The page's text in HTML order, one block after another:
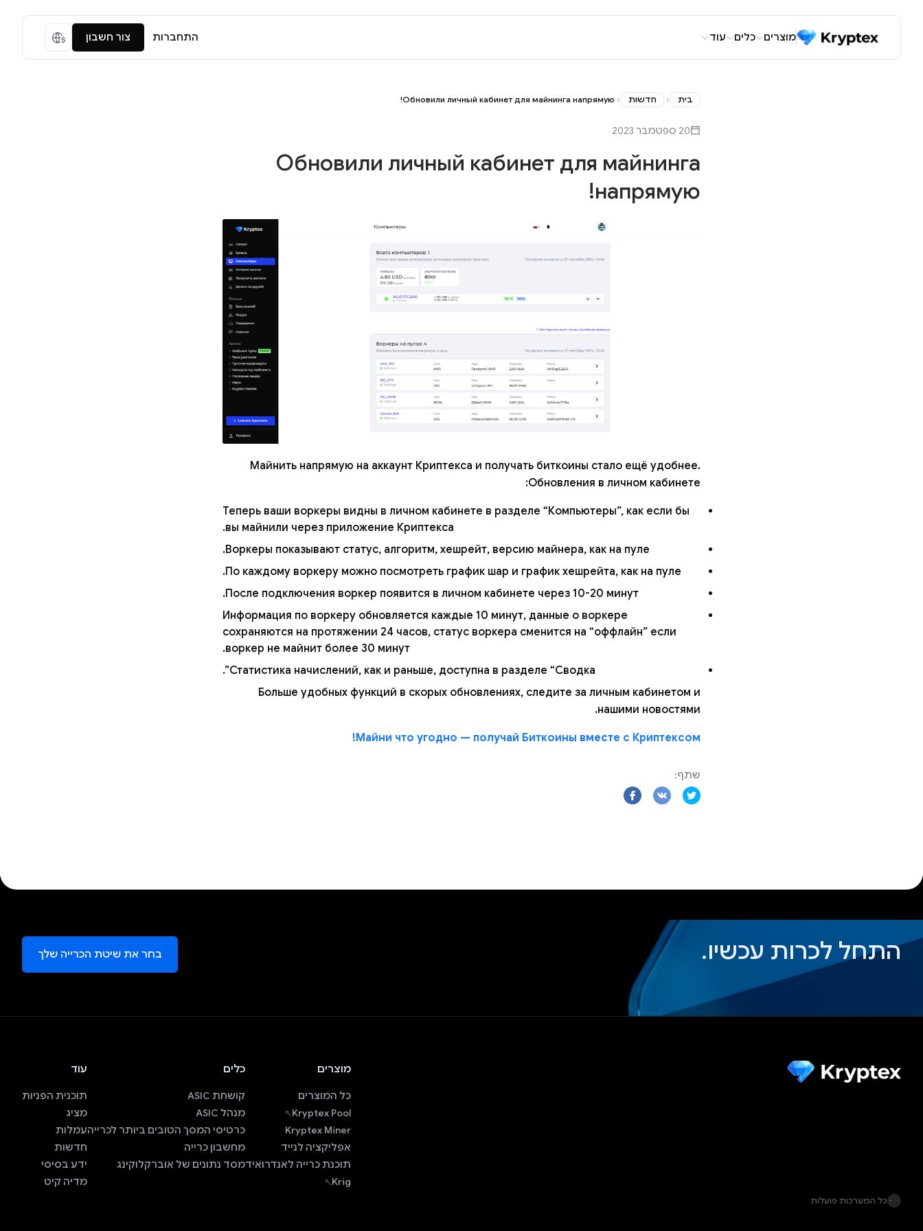
מוצרים כלים עוד התחברות צור חשבון
בית חדשות Обновили личный кабинет для майнинга напрямую!
20 ספטמבר 2023
Обновили личный кабинет для майнинга
напрямую!
Майнить напрямую на аккаунт Криптекса и получать биткоины стало ещё удобнее.
Обновления в личном кабинете:
Теперь ваши воркеры видны в личном кабинете в разделе “Компьютеры”, как если бы
вы майнили через приложение Криптекса.
Воркеры показывают статус, алгоритм, хешрейт, версию майнера, как на пуле.
По каждому воркеру можно посмотреть график шар и график хешрейта, как на пуле.
После подключения воркер появится в личном кабинете через 10-20 минут.
Информация по воркеру обновляется каждые 10 минут, данные о воркере
сохраняются на протяжении 24 часов, статус воркера сменится на “оффлайн” если
воркер не майнит более 30 минут.
Статистика начислений, как и раньше, доступна в разделе “Сводка”.
Больше удобных функций в скорых обновлениях, следите за личным кабинетом и
нашими новостями.
Майни что угодно — получай Биткоины вместе с Криптексом!
שתף:
התחל לכרות עכשיו. בחר את שיטת הכרייה שלך
כל המערכות פועלות
מוצרים
כל המוצרים
Kryptex Pool
Kryptex Miner
אפליקציה לנייד
תוכנת כרייה לאנדרואיד
Krig
כלים
קושחת ASIC
מנהל ASIC
כרטיסי המסך הטובים ביותר לכרייה
מחשבון כרייה
מסד נתונים של אוברקלוקינג
עוד
תוכנית הפניות
מציג
עמלות
חדשות
ידע בסיסי
מדיה קיט